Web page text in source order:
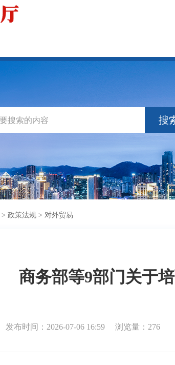
搜
> 政策法规 > 对外贸易
商务部等9部门关于
发布时间：2026-07-06 16:59 浏览量：276